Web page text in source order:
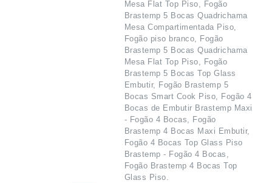
Mesa Flat Top Piso, Fogão
Brastemp 5 Bocas Quadrichama
Mesa Compartimentada Piso,
Fogão piso branco, Fogão
Brastemp 5 Bocas Quadrichama
Mesa Flat Top Piso, Fogão
Brastemp 5 Bocas Top Glass
Embutir, Fogão Brastemp 5
Bocas Smart Cook Piso, Fogão 4
Bocas de Embutir Brastemp Maxi
- Fogão 4 Bocas, Fogão
Brastemp 4 Bocas Maxi Embutir,
Fogão 4 Bocas Top Glass Piso
Brastemp - Fogão 4 Bocas,
Fogão Brastemp 4 Bocas Top
Glass Piso.